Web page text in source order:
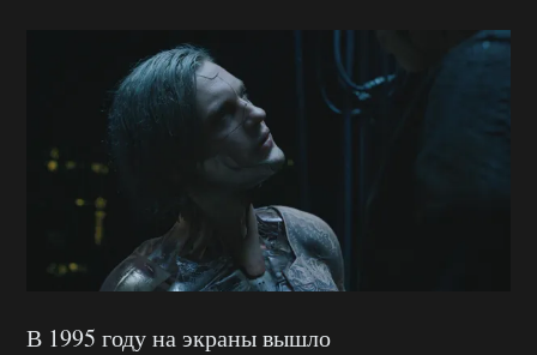
В 1995 году на экраны вышло